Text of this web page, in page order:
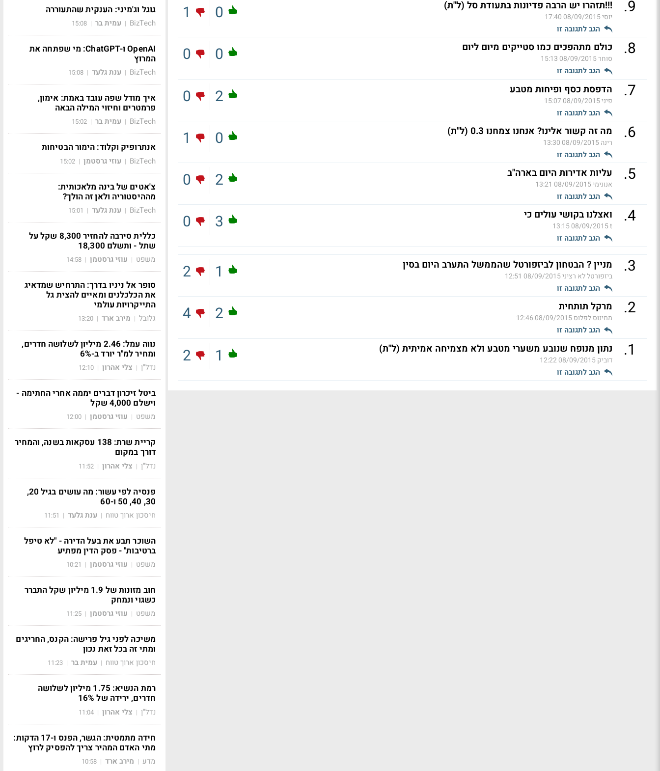
9
. !!!תזהרו יש הרבה פדיונות בתעודת סל (ל"ת)
יוסי08/09/2015 17:40
הגב לתגובה זו
0
1
8
. כולם מתהפכים כמו סטייקים מיום ליום
סוחר08/09/2015 15:13
הגב לתגובה זו
0
0
7
. הדפסת כסף ופיחות מטבע
פיני08/09/2015 15:07
הגב לתגובה זו
2
0
6
. מה זה קשור אלינו? אנחנו צמחנו 0.3 (ל"ת)
רינה08/09/2015 13:30
הגב לתגובה זו
0
1
5
. עליות אדירות היום בארה"ב
אנונימי08/09/2015 13:21
הגב לתגובה זו
2
0
4
. ואצלנו בקושי עולים כי
t
08/09/2015 13:15
הגב לתגובה זו
3
0
3
. מניין ? הבטחון לביזפורטל שהממשל התערב היום בסין
ביזפורטל לא רציני08/09/2015 12:51
הגב לתגובה זו
1
2
2
. מרקל תותחית
ממינוס לפלוס08/09/2015 12:46
הגב לתגובה זו
2
4
1
. נתון מנופח שנובע משערי מטבע ולא מצמיחה אמיתית (ל"ת)
דוביק08/09/2015 12:22
הגב לתגובה זו
1
2
גוגל וג'מיני: הענקית שהתעוררה
BizTech
| עמית בר |
15:08
OpenAI ו-ChatGPT: מי שפתחה את
המרוץ
BizTech
| ענת גלעד |
15:08
איך מודל שפה עובד באמת: אימון,
פרמטרים וחיזוי המילה הבאה
BizTech
| עמית בר |
15:02
אנתרופיק וקלוד: הימור הבטיחות
BizTech
| עוזי גרסטמן |
15:02
צ'אטים של בינה מלאכותית:
מההיסטוריה ולאן זה הולך?
BizTech
| ענת גלעד |
15:01
כללית סירבה להחזיר 8,300 שקל על
שתל - ותשלם 18,300
משפט | עוזי גרסטמן |
14:58
סופר אל ניניו בדרך: התרחיש שמדאיג
את הכלכלנים ומאיים להצית גל
התייקרויות עולמי
גלובל | מירב ארד |
13:20
נווה עמל: 2.46 מיליון לשלושה חדרים,
ומחיר למ"ר יורד ב-6%
נדל"ן | צלי אהרון |
12:10
ביטל זיכרון דברים יממה אחרי החתימה -
וישלם 4,000 שקל
משפט | עוזי גרסטמן |
12:00
קריית שרת: 138 עסקאות בשנה, והמחיר
דורך במקום
נדל"ן | צלי אהרון |
11:52
פנסיה לפי עשור: מה עושים בגיל 20,
30, 40, 50 ו-60
חיסכון ארוך טווח | ענת גלעד |
11:51
השוכר תבע את בעל הדירה - "לא טיפל
ברטיבות" - פסק הדין מפתיע
משפט | עוזי גרסטמן |
10:21
חוב מזונות של 1.9 מיליון שקל התברר
כשגוי ונמחק
משפט | עוזי גרסטמן |
11:25
משיכה לפני גיל פרישה: הקנס, החריגים
ומתי זה בכל זאת נכון
חיסכון ארוך טווח | עמית בר |
11:23
רמת הנשיא: 1.75 מיליון לשלושה
חדרים, ירידה של 16%
נדל"ן | צלי אהרון |
11:04
חידה מתמטית: הגשר, הפנס ו-17 הדקות:
מתי האדם המהיר צריך להפסיק לרוץ
מדע | מירב ארד |
10:58